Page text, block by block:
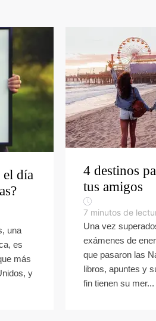
el día
una
es
más
y
4 destinos
tus amigos
7 minutos de
Una vez
exámenes de
que pasaron las
libros, apuntes y
fin tienen su mer...